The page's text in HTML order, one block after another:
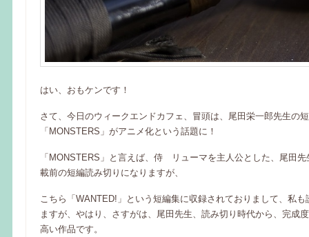
はい、おもケンです！
さて、今日のウィークエンドカフェ、冒頭は、尾田栄一郎先生の
「MONSTERS」がアニメ化という話題に！
「MONSTERS」と言えば、侍 リューマを主人公とした、尾田
載前の短編読み切りになりますが、
こちら「WANTED!」という短編集に収録されておりまして、私
ますが、やはり、さすがは、尾田先生、読み切り時代から、完成
高い作品です。